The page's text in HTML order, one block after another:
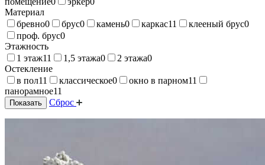
Материал
бревно0 брус0 камень0 каркас11 клееный брус0
проф. брус0
Этажность
1 этаж11 1,5 этажа0 2 этажа0
Остекление
в пол11 классическое0 окно в парном11
панорамное11
Показать Сброс